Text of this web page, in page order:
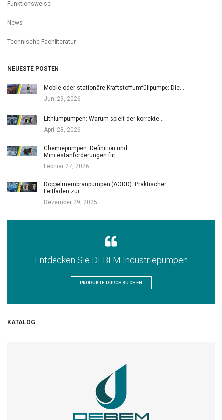
Funktionsweise
News
Technische Fachliteratur
NEUESTE POSTEN
Mobile oder stationäre Kraftstoffumfüllpumpe: Die…
Juni 29, 2026
Lithiumpumpen: Warum spielt der korrekte…
April 28, 2026
Chemiepumpen: Definition und
Mindestanforderungen für…
Februar 27, 2026
Doppelmembranpumpen (AODD): Praktischer
Leitfaden zur…
Dezember 29, 2025
Entdecken Sie DEBEM Industriepumpen
PRODUKTE DURCHSUCHEN
KATALOG